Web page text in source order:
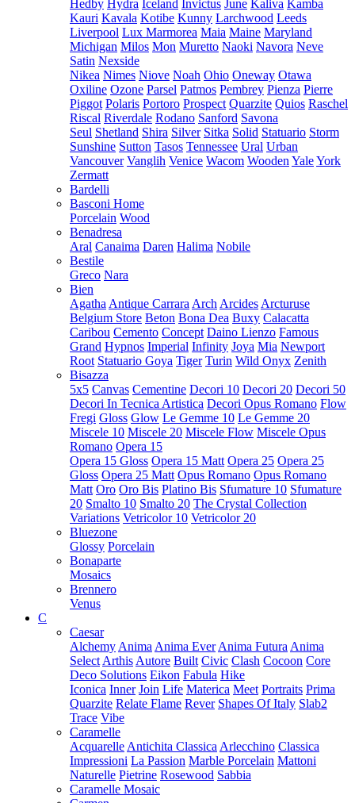
Hedby Hydra Iceland Invictus June Kaliva Kamba
Kauri Kavala Kotibe Kunny Larchwood Leeds
Liverpool Lux Marmorea Maia Maine Maryland
Michigan Milos Mon Muretto Naoki Navora Neve
Satin Nexside
Nikea Nimes Niove Noah Ohio Oneway Otawa
Oxiline Ozone Parsel Patmos Pembrey Pienza Pierre
Piggot Polaris Portoro Prospect Quarzite Quios Raschel
Riscal Riverdale Rodano Sanford Savona
Seul Shetland Shira Silver Sitka Solid Statuario Storm
Sunshine Sutton Tasos Tennessee Ural Urban
Vancouver Vanglih Venice Wacom Wooden YaleYork
Zermatt
Bardelli
Basconi Home
Porcelain Wood
Benadresa
Aral Canaima Daren Halima Nobile
Bestile
Greco Nara
Bien
Agatha Antique Carrara Arch Arcides Arcturuse
Belgium Store Beton Bona Dea Buxy Calacatta
Caribou Cemento Concept Daino Lienzo Famous
Grand Hypnos Imperial Infinity Joya Mia Newport
Root Statuario Goya Tiger Turin Wild Onyx Zenith
Bisazza
5x5 Canvas Cementine Decori 10 Decori 20 Decori 50
Decori In Tecnica Artistica Decori Opus Romano Flow
Fregi Gloss Glow Le Gemme 10 Le Gemme 20
Miscele 10 Miscele 20 Miscele Flow Miscele Opus
Romano Opera 15
Opera 15 Gloss Opera 15 Matt Opera 25 Opera 25
Gloss Opera 25 Matt Opus Romano Opus Romano
Matt Oro Oro Bis Platino Bis Sfumature 10 Sfumature
20 Smalto 10 Smalto 20 The Crystal Collection
Variations Vetricolor 10 Vetricolor 20
Bluezone
Glossy Porcelain
Bonaparte
Mosaics
Brennero
Venus
C
Caesar
Alchemy Anima Anima Ever Anima Futura Anima
Select Arthis Autore Built Civic Clash Cocoon Core
Deco Solutions Eikon Fabula Hike
Iconica Inner Join Life Materica Meet Portraits Prima
Quarzite Relate Flame Rever Shapes Of Italy Slab2
Trace Vibe
Caramelle
Acquarelle Antichita Classica Arlecchino Classica
Impressioni La Passion Marble Porcelain Mattoni
Naturelle Pietrine Rosewood Sabbia
Caramelle Mosaic